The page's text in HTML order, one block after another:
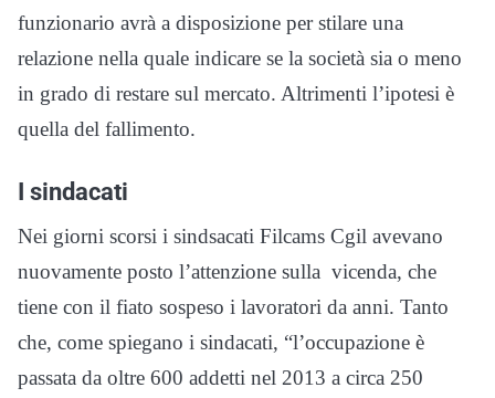
funzionario avrà a disposizione per stilare una
relazione nella quale indicare se la società sia o meno
in grado di restare sul mercato. Altrimenti l’ipotesi è
quella del fallimento.
I sindacati
Nei giorni scorsi i sindsacati Filcams Cgil avevano
nuovamente posto l’attenzione sulla vicenda, che
tiene con il fiato sospeso i lavoratori da anni. Tanto
che, come spiegano i sindacati, “l’occupazione è
passata da oltre 600 addetti nel 2013 a circa 250